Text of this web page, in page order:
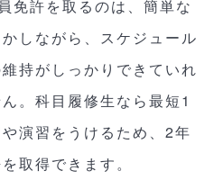
免許を取るのは、簡単な
しながら、スケジュール
持がしっかりできていれ
。科目履修生なら最短1
演習をうけるため、2年
取得できます。